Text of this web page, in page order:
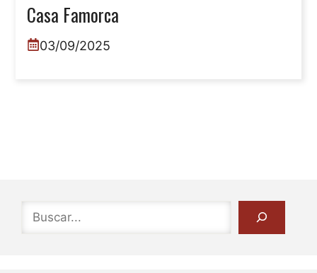
Casa Famorca
03/09/2025